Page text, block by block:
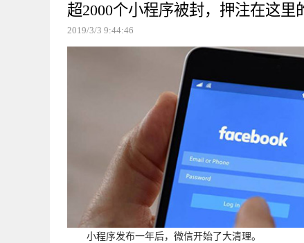
超2000个小程序被封，押注在这里
2019/3/3 9:44:46
小程序发布一年后，微信开始了大清理。